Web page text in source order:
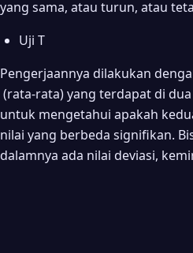
yang sama, atau turun, atau
Uji T
Pengerjaannya dilakukan
(rata-rata) yang terdapat di
untuk mengetahui apakah
nilai yang berbeda signifikan.
dalamnya ada nilai deviasi,